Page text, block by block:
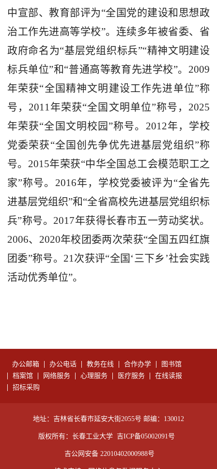
中宣部、教育部评为“全国党的建设和思想政
治工作先进高等学校”。连续多年被省委、省
政府命名为“基层党组织标兵”“精神文明建设
标兵单位”和“普通高等教育先进学校”。2009
年荣获“全国精神文明建设工作先进单位”称
号，2011年荣获“全国 文明单位”称号 ， 2025
年荣获“全国文明校园”称号。 2012年，学校
党委荣获“全国创先争优先进基层党组织”称
号。2015年荣获“中华全国总工会模范职工之
家”称号。2016年，学校党委被评为“全省先
进基层党组织”和“全省高校先进基层党组织标
兵”称号。2017年获得长春市五一劳动奖状。
2006、2020年校团委两次荣获“全国五四红旗
团委”称号。21次获评“全国‘三下乡’社会实践
活动优秀单位”。
办公邮箱 办公电话 教务在线 合作办学
图书馆
档案馆
网络服务 心理服务 医疗服务
在线读报
招标采购
地址：吉林省长春市延安大街2055号 邮编：130012
版权所有：长春工业大学 吉ICP备05002091号
吉公网安备 22010402000988号